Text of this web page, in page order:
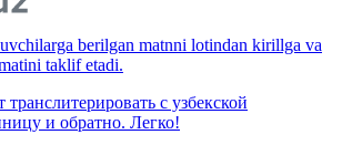
berilgan matnni lotindan kirillga va
taklif etadi.
с узбекской
и обратно. Легко!